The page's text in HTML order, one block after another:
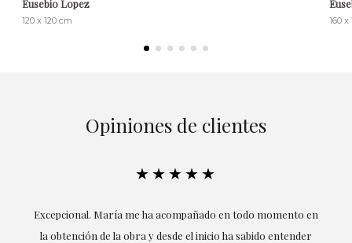
Eusebio Lopez
120 x 120 cm 160 x
Opiniones de clientes
★★★★★
Excepcional. María me ha acompañado en todo momento en
la obtención de la obra y desde el inicio ha sabido entender